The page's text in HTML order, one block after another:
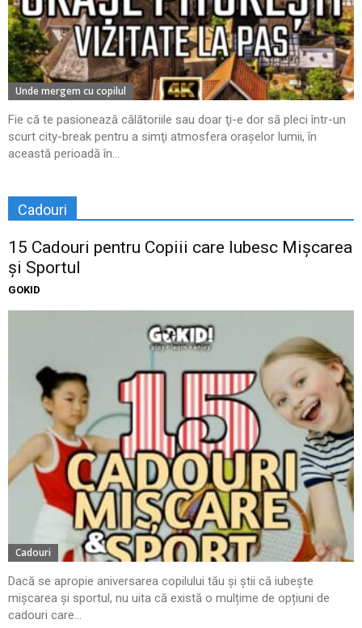
Unde mergem cu copilul
Fie că te pasionează călătoriile sau doar ţi-e dor să pleci într-un
scurt city-break pentru a simţi atmosfera oraşelor lumii, în
această perioadă în...
Cadouri
15 Cadouri pentru Copiii care Iubesc Mișcarea
și Sportul
GOKID
Cadouri
Dacă se apropie aniversarea copilului tău și știi că iubește
mișcarea și sportul, nu uita că există o mulțime de opțiuni de
cadouri care...